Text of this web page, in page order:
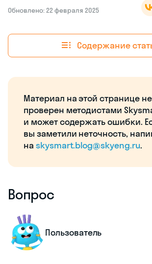
Обновлено: 22 февраля 2025
Содержание
Материал на этой странице
проверен методистами
и может содержать ошибки.
вы заметили неточность,
на skysmart.blog@skyeng.ru.
Вопрос
Пользователь